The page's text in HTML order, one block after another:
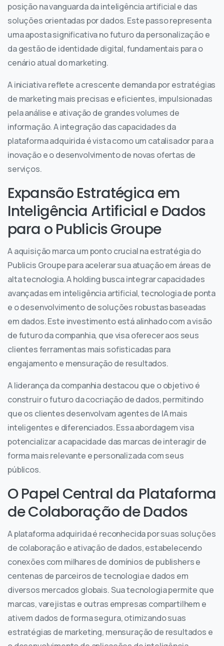
posição na vanguarda da inteligência artificial e das
soluções orientadas por dados. Este passo representa
uma aposta significativa no futuro da personalização e
da gestão de identidade digital, fundamentais para o
cenário atual do marketing.
A iniciativa reflete a crescente demanda por estratégias
de marketing mais precisas e eficientes, impulsionadas
pela análise e ativação de grandes volumes de
informação. A integração das capacidades da
plataforma adquirida é vista como um catalisador para a
inovação e o desenvolvimento de novas ofertas de
serviços.
Expansão Estratégica em
Inteligência Artificial e Dados
para o Publicis Groupe
A aquisição marca um ponto crucial na estratégia do
Publicis Groupe para acelerar sua atuação em áreas de
alta tecnologia. A holding busca integrar capacidades
avançadas em inteligência artificial, tecnologia de ponta
e o desenvolvimento de soluções robustas baseadas
em dados. Este investimento está alinhado com a visão
de futuro da companhia, que visa oferecer aos seus
clientes ferramentas mais sofisticadas para
engajamento e mensuração de resultados.
A liderança da companhia destacou que o objetivo é
construir o futuro da cocriação de dados, permitindo
que os clientes desenvolvam agentes de IA mais
inteligentes e diferenciados. Essa abordagem visa
potencializar a capacidade das marcas de interagir de
forma mais relevante e personalizada com seus
públicos.
O Papel Central da Plataforma
de Colaboração de Dados
A plataforma adquirida é reconhecida por suas soluções
de colaboração e ativação de dados, estabelecendo
conexões com milhares de domínios de publishers e
centenas de parceiros de tecnologia e dados em
diversos mercados globais. Sua tecnologia permite que
marcas, varejistas e outras empresas compartilhem e
ativem dados de forma segura, otimizando suas
estratégias de marketing, mensuração de resultados e